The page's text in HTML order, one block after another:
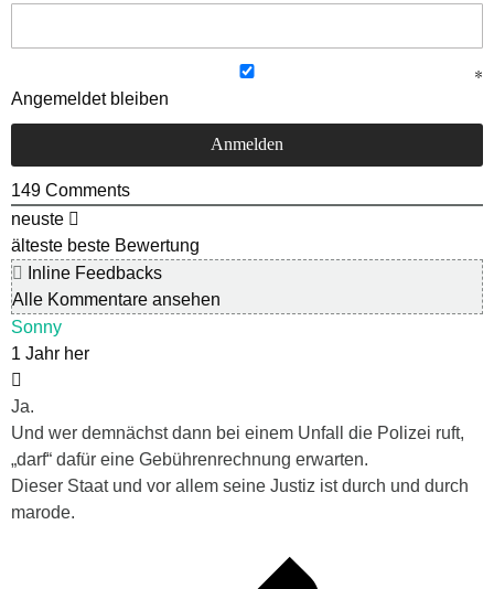
Angemeldet bleiben
149 Comments
neuste
älteste beste Bewertung
Inline Feedbacks
Alle Kommentare ansehen
Sonny
1 Jahr her
Ja.
Und wer demnächst dann bei einem Unfall die Polizei ruft,
„darf“ dafür eine Gebührenrechnung erwarten.
Dieser Staat und vor allem seine Justiz ist durch und durch
marode.